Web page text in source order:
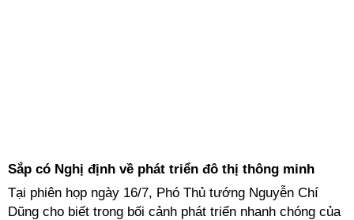
Sắp có Nghị định về phát triển đô thị thông minh
Tại phiên họp ngày 16/7, Phó Thủ tướng Nguyễn Chí
Dũng cho biết trong bối cảnh phát triển nhanh chóng của